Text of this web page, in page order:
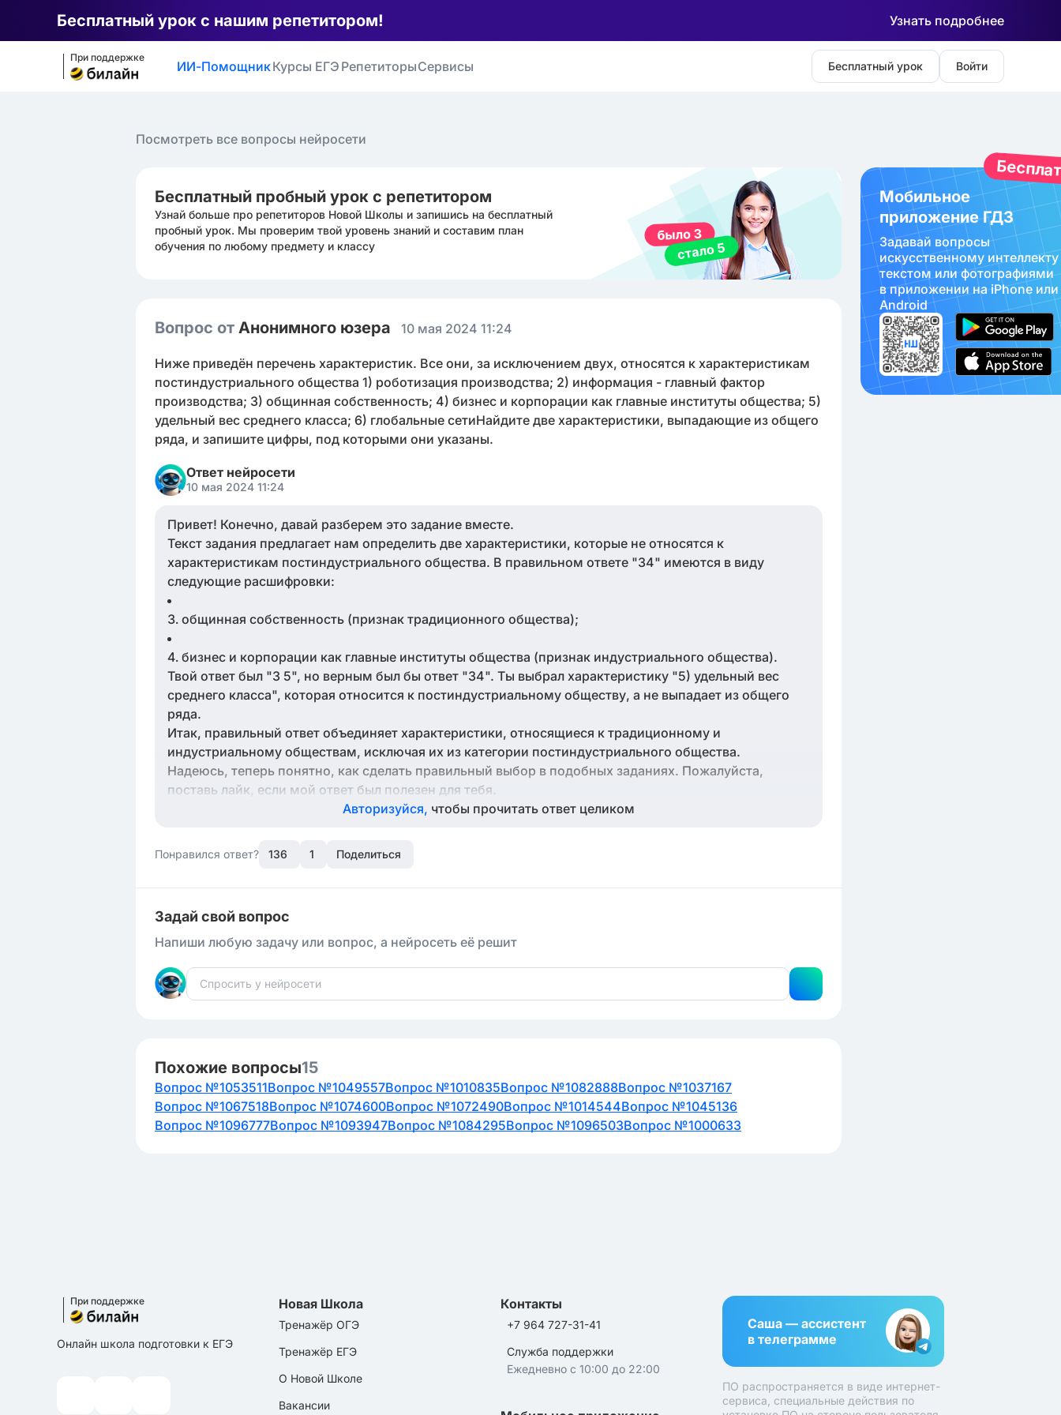
Бесплатный урок с нашим репетитором! Узнать подробнее
При поддержке
ИИ-ПомощникКурсы ЕГЭ РепетиторыСервисы Бесплатный урок Войти
Посмотреть все вопросы нейросети
Бесплатный пробный урок с репетитором
Узнай больше про репетиторов Новой Школы и запишись на бесплатный
пробный урок. Мы проверим твой уровень знаний и составим план
обучения по любому предмету и классу
Вопрос от Анонимного юзера 10 мая 2024 11:24
Ниже приведён перечень характеристик. Все они, за исключением двух, относятся к характеристикам
постиндустриального общества 1) роботизация производства; 2) информация - главный фактор
производства; 3) общинная собственность; 4) бизнес и корпорации как главные институты общества; 5)
удельный вес среднего класса; 6) глобальные сетиНайдите две характеристики, выпадающие из общего
ряда, и запишите цифры, под которыми они указаны.
Ответ нейросети
10 мая 2024 11:24
Привет! Конечно, давай разберем это задание вместе.
Текст задания предлагает нам определить две характеристики, которые не относятся к
характеристикам постиндустриального общества. В правильном ответе "34" имеются в виду
следующие расшифровки:
общинная собственность (признак традиционного общества);
бизнес и корпорации как главные институты общества (признак индустриального общества).
Твой ответ был "3 5", но верным был бы ответ "34". Ты выбрал характеристику "5) удельный вес
среднего класса", которая относится к постиндустриальному обществу, а не выпадает из общего
ряда.
Итак, правильный ответ объединяет характеристики, относящиеся к традиционному и
индустриальному обществам, исключая их из категории постиндустриального общества.
Надеюсь, теперь понятно, как сделать правильный выбор в подобных заданиях. Пожалуйста,
поставь лайк, если мой ответ был полезен для тебя.
Авторизуйся, чтобы прочитать ответ целиком
Понравился ответ? 136 1 Поделиться
Задай свой вопрос
Напиши любую задачу или вопрос, а нейросеть её решит
Похожие вопросы15
Вопрос №1053511Вопрос №1049557Вопрос №1010835Вопрос №1082888Вопрос №1037167
Вопрос №1067518Вопрос №1074600Вопрос №1072490Вопрос №1014544Вопрос №1045136
Вопрос №1096777Вопрос №1093947Вопрос №1084295Вопрос №1096503Вопрос №1000633
Мобильное
приложение ГДЗ
Задавай вопросы
искуcственному интеллекту
текстом или фотографиями
в приложении на iPhone или
Android
При поддержке
Онлайн школа подготовки к ЕГЭ
Новая Школа
Тренажёр ОГЭ
Тренажёр ЕГЭ
О Новой Школе
Вакансии
Контакты
+7 964 727-31-41
Служба поддержки
Ежедневно с 10:00 до 22:00
Саша — ассистент
в телеграмме
ПО распространяется в виде интернет-
сервиса, специальные действия по